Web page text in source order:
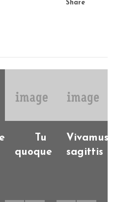
Share
Tu
quoque
Vivamus
sagittis